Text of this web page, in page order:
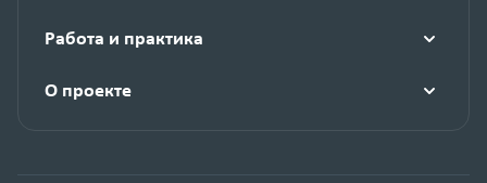
Работа и практика
О проекте